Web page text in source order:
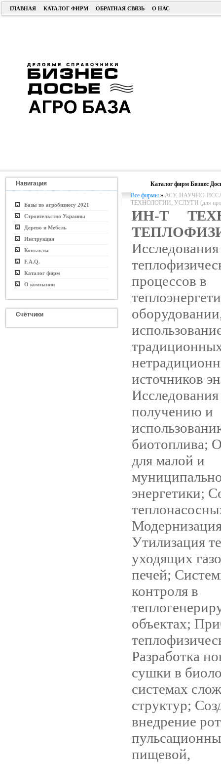
ГЛАВНАЯ КАТАЛОГ ФИРМ ОБРАТНАЯ СВЯЗЬ О НАС
Навигация
Базы по агробизнесу 2021
Строительство Украины
Дерево и Мебель
Инструкция
Контакты
F.A.Q.
Каталог фирм
О компании
Счётчики
Каталог фирм Бизнес
Все фирмы » АСУ, НАУЧНО-
ТЕХНОЛОГИИ, УСЛУГИ (для пром.
ИН-Т
Исследования
процессов в
источников
получению и
биотоплива;
для малой и
энергетики;
Утилизация
уходящих
печей;
контроля в
объектах;
Разработка
сушки в
системах
структур;
внедрение
пищевой,